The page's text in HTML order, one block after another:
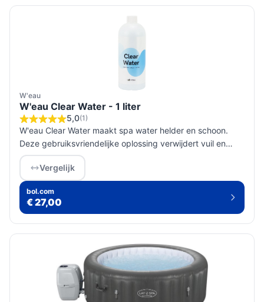
W'eau
W'eau Clear Water - 1 liter
5,0(1)
W'eau Clear Water maakt spa water helder en schoon.
Deze gebruiksvriendelijke oplossing verwijdert vuil en
zeepresten, ideaal voor iedere spa-eigenaar.
Vergelijk
bol.com
€ 27,00